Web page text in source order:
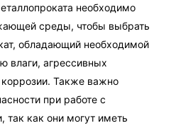
необходимо
среды, чтобы выбрать
обладающий необходимой
влаги, агрессивных
Также важно
при работе с
так как они могут иметь